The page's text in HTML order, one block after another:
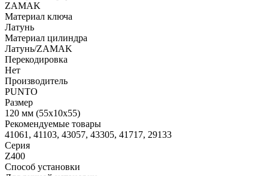
ZAMAK
Материал ключа
Латунь
Материал цилиндра
Латунь/ZAMAK
Перекодировка
Нет
Производитель
PUNTO
Размер
120 мм (55x10x55)
Рекомендуемые товары
41061, 41103, 43057, 43305, 41717, 29133
Серия
Z400
Способ установки